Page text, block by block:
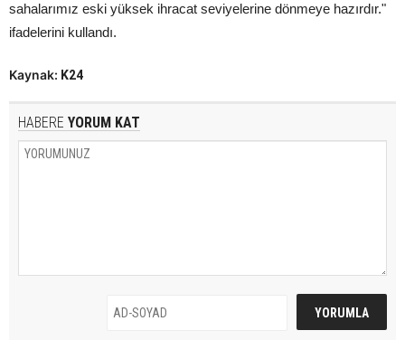
sahalarımız eski yüksek ihracat seviyelerine dönmeye hazırdır."
ifadelerini kullandı.
Kaynak: K24
HABERE YORUM KAT